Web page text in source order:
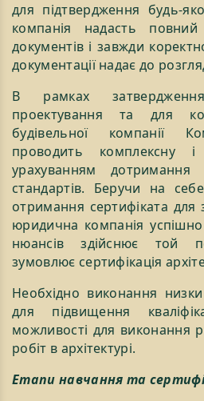
для підтвердження будь-
компанія надасть повний
документів і завжди
документації надає до
В рамках
проектування та для
будівельної компанії
проводить комплексну
урахуванням
стандартів. Беручи на
отримання сертифіката
юридична компанія
нюансів здійснює той
зумовлює сертифікація
Необхідно виконання
для підвищення
можливості для виконання
робіт в архітектурі.
Етапи навчання та